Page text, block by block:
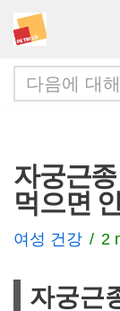
콘
텐
츠
너
뛰
기
자궁근
먹으면
여성 건강 2
자궁근